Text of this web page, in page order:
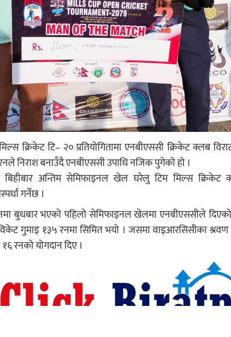
क्रिकेट टि– २० प्रतियोगितामा एनबीएससी क्रिकेट क्लब
निराश बनाउँदै एनबीएससी उपाधि नजिक पुगेको हो ।
बिहीबार अन्तिम सेमिफाइनल खेल घरेलु टिम मिल्स
गर्नेछ ।
बुधबार भएको पहिलो सेमिफाइनल खेलमा एनबीएससीले
गुमाइ १३५ रनमा सिमित भयो । जसमा वाइआरसिसीका
रनको योगदान दिए ।